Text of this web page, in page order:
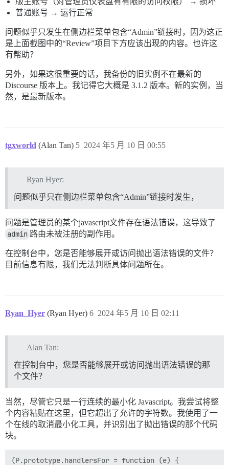
普通账号 → 运行正常
问题似乎只发生在侧边栏菜单包含“Admin”链接时，因为这正
是上面截图中的“Review”项目下方应该出现的内容。也许这
有帮助？
另外，如果这很重要的话，我备份的旧实例不在最新的
Discourse 版本上。我记得它大概是 3.1.2 版本。新的实例，当
然，是最新版本。
tgxworld (Alan Tan) 2024 年5 月 10 日 00:55
5
Ryan Hyer:
问题似乎只在侧边栏菜单包含“Admin”链接时发生，
问题是管理员的某个javascript文件存在语法错误，这导致了
admin 路由未被注册的副作用。
在控制台中，您是否能够展开或访问抛出语法错误的文件？
目前信息有限，我们无法判断具体问题所在。
Ryan_Hyer (Ryan Hyer) 2024 年5 月 10 日 02:11
6
Alan Tan:
在控制台中，您是否能够展开或访问抛出语法错误的那
个文件？
当然，尽管它只是一行连续的最小化 Javascript。我尝试将整
个内容粘贴在这里，但它超出了允许的字符数。我使用了一
个在线的取消最小化工具，并识别出了抛出错误的那个代码
块。
(P.prototype.handlersFor = function (e) {